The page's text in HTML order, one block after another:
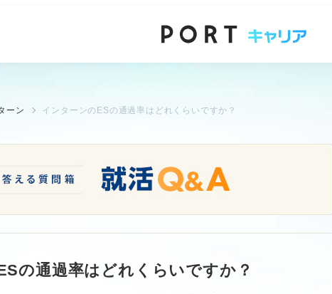
ーン インターンのESの通過率はどれくらいですか？
の通過率はどれくらいですか？